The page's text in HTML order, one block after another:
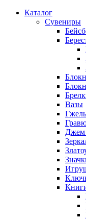
Каталог
Сувениры
Вазы
Гжель
Джем